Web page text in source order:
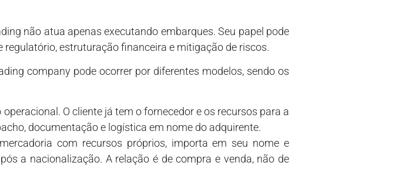
não atua apenas executando embarques. Seu papel pode
estruturação financeira e mitigação de riscos.
company pode ocorrer por diferentes modelos, sendo os
operacional. O cliente já tem o fornecedor e os recursos para a
documentação e logística em nome do adquirente.
com recursos próprios, importa em seu nome e
a nacionalização. A relação é de compra e venda, não de